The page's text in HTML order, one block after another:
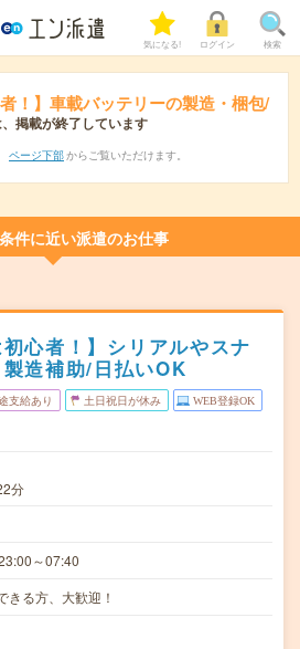
気になる! ログイン 検索
！】車載バッテリーの製造・梱包/
掲載が終了しています
ページ下部 からご覧いただけます。
件に近い派遣のお仕事
初心者！】シリアルやスナ
造補助/日払いOK
支給あり 土日祝日が休み WEB登録OK
分
～07:40
きる方、大歓迎！